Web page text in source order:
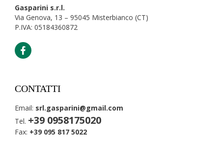
Gasparini s.r.l.
Via Genova, 13 – 95045 Misterbianco (CT)
P.IVA: 05184360872
CONTATTI
Email: srl.gasparini@gmail.com
Tel. +39 0958175020
Fax: +39 095 817 5022